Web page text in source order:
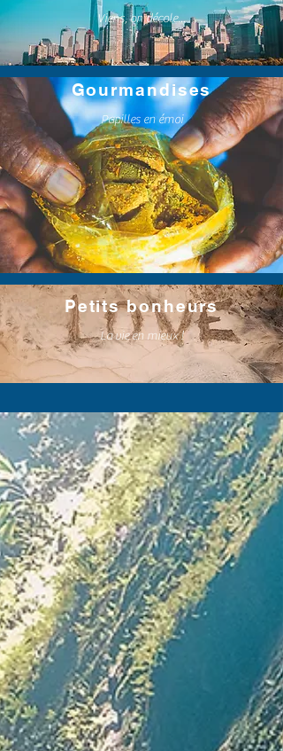
Viens, on décole...
Gourmandises
Papilles en émoi
Petits bonheurs
La vie en mieux !